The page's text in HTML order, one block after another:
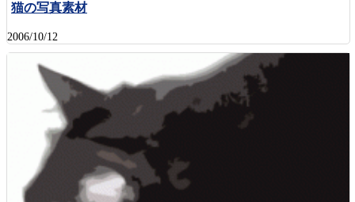
猫の写真素材
2006/10/12